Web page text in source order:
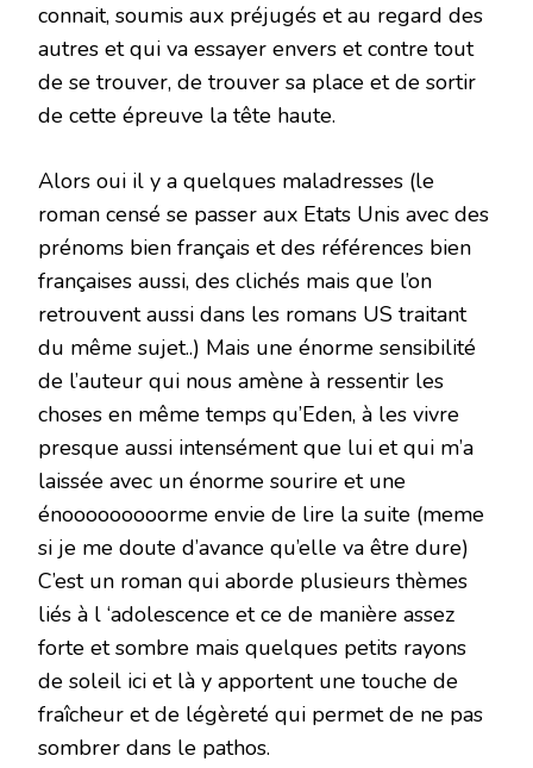
connait, soumis aux préjugés et au regard des
autres et qui va essayer envers et contre tout
de se trouver, de trouver sa place et de sortir
de cette épreuve la tête haute.
Alors oui il y a quelques maladresses (le
roman censé se passer aux Etats Unis avec des
prénoms bien français et des références bien
françaises aussi, des clichés mais que l’on
retrouvent aussi dans les romans US traitant
du même sujet..) Mais une énorme sensibilité
de l’auteur qui nous amène à ressentir les
choses en même temps qu’Eden, à les vivre
presque aussi intensément que lui et qui m’a
laissée avec un énorme sourire et une
énooooooooorme envie de lire la suite (meme
si je me doute d’avance qu’elle va être dure)
C’est un roman qui aborde plusieurs thèmes
liés à l ‘adolescence et ce de manière assez
forte et sombre mais quelques petits rayons
de soleil ici et là y apportent une touche de
fraîcheur et de légèreté qui permet de ne pas
sombrer dans le pathos.